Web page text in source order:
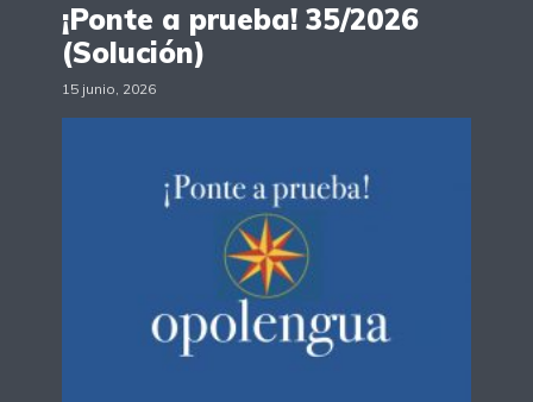
¡Ponte a prueba! 35/2026
(Solución)
15 junio, 2026